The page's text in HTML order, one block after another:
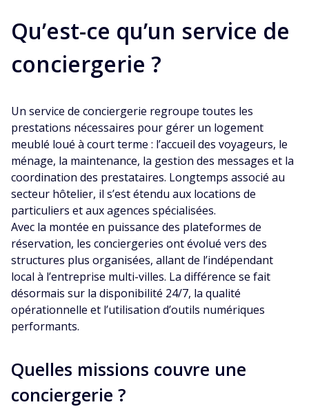
Qu’est-ce qu’un service de
conciergerie ?
Un service de conciergerie regroupe toutes les
prestations nécessaires pour gérer un logement
meublé loué à court terme : l’accueil des voyageurs, le
ménage, la maintenance, la gestion des messages et la
coordination des prestataires. Longtemps associé au
secteur hôtelier, il s’est étendu aux locations de
particuliers et aux agences spécialisées.
Avec la montée en puissance des plateformes de
réservation, les conciergeries ont évolué vers des
structures plus organisées, allant de l’indépendant
local à l’entreprise multi-villes. La différence se fait
désormais sur la disponibilité 24/7, la qualité
opérationnelle et l’utilisation d’outils numériques
performants.
Quelles missions couvre une
conciergerie ?